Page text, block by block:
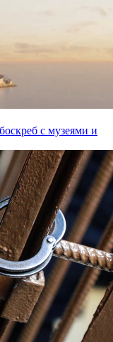
с музеями и